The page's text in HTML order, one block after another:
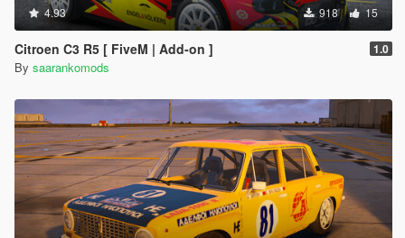
4.93 918 15
Citroen C3 R5 [ FiveM | Add-on ] 1.0
By saarankomods